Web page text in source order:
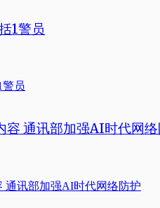
1警员
容 通讯部加强AI时代网